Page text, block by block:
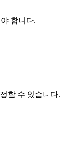
합니다.
할 수 있습니다.